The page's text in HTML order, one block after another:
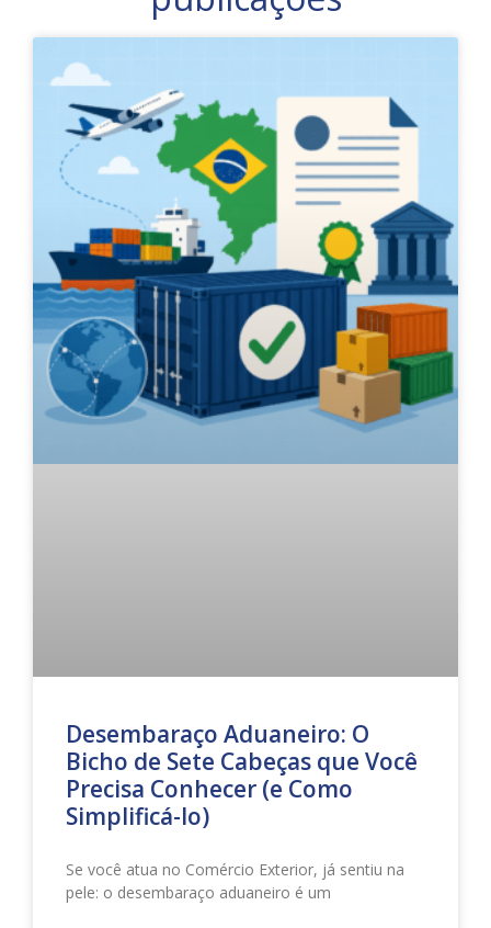
Desembaraço Aduaneiro: O
Bicho de Sete Cabeças que Você
Precisa Conhecer (e Como
Simplificá-lo)
Se você atua no Comércio Exterior, já sentiu na
pele: o desembaraço aduaneiro é um